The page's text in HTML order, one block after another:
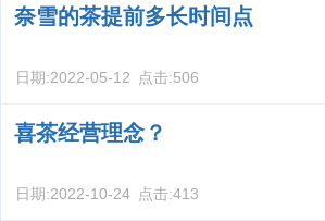
奈雪的茶提前多长时间点
日期:2022-05-12 点击:506
喜茶经营理念？
日期:2022-10-24 点击:413